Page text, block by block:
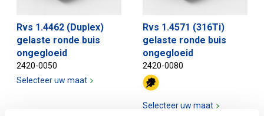
Rvs 1.4462 (Duplex)
gelaste ronde buis
ongegloeid
2420-0050
Selecteer uw maat
Rvs 1.4571 (316Ti)
gelaste ronde buis
ongegloeid
2420-0080
Selecteer uw maat